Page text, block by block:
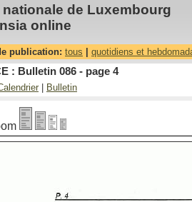
de Luxembourg
online
publication: tous quotidiens et
: Bulletin 086 - page 4
Bulletin